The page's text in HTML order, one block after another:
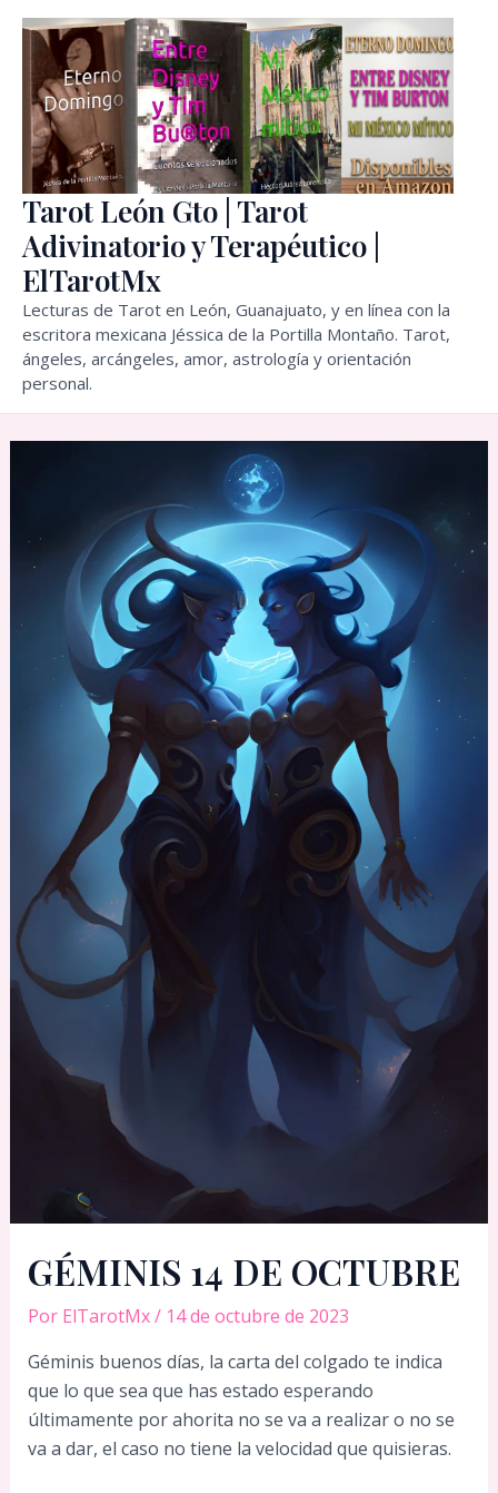
contenido
Tarot León Gto | Tarot
Adivinatorio y Terapéutico |
ElTarotMx
Lecturas de Tarot en León, Guanajuato, y en línea con la
escritora mexicana Jéssica de la Portilla Montaño. Tarot,
ángeles, arcángeles, amor, astrología y orientación
personal.
GÉMINIS 14 DE OCTUBRE
Por ElTarotMx/ 14 de octubre de 2023
Géminis buenos días, la carta del colgado te indica
que lo que sea que has estado esperando
últimamente por ahorita no se va a realizar o no se
va a dar, el caso no tiene la velocidad que quisieras.